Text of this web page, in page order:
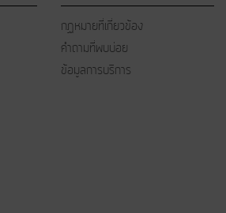
กฏหมายที่เกี่ยวข้อง
คำถามที่พบบ่อย
ข้อมูลการบริการ